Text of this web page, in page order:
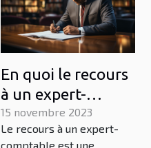
En quoi le recours
à un expert-
comptable
contribue-t-il au
15 novembre 2023
Le recours à un expert-
comptable est une